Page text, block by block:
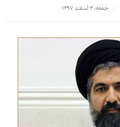
جمعه، ۳ اسفند ۱۳۹۷